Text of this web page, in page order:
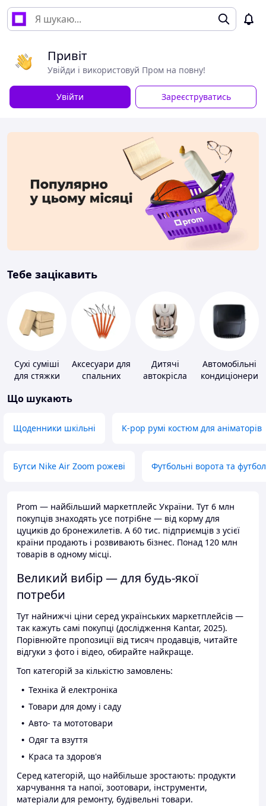
Привіт
Увійди і використовуй Пром на повну!
Увійти Зареєструватись
Тебе зацікавить
Сухі суміші
для стяжки
Аксесуари для
спальних
Дитячі
автокрісла
Автомобільні
кондиціонери
Що шукають
Щоденники шкільні K-pop румі костюм для аніматорів
Бутси Nike Air Zoom рожеві Футбольні ворота та
Prom — найбільший маркетплейс України. Тут 6 млн
покупців знаходять усе потрібне — від корму для
цуциків до бронежилетів. А 60 тис. підприємців з усієї
країни продають і розвивають бізнес. Понад 120 млн
товарів в одному місці.
Великий вибір — для будь-якої
потреби
Тут найнижчі ціни серед українських маркетплейсів —
так кажуть самі покупці (дослідження Kantar, 2025).
Порівнюйте пропозиції від тисяч продавців, читайте
відгуки з фото і відео, обирайте найкраще.
Топ категорій за кількістю замовлень:
Техніка й електроніка
Товари для дому і саду
Авто- та мототовари
Одяг та взуття
Краса та здоров'я
Серед категорій, що найбільше зростають: продукти
харчування та напої, зоотовари, інструменти,
матеріали для ремонту, будівельні товари.